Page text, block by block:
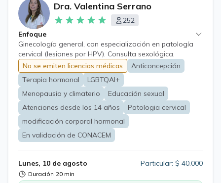
Dra. Valentina Serrano
252
Enfoque
Ginecología general, con especialización en patología
cervical (lesiones por HPV). Consulta sexológica.
Consejería en anticoncepción y prevención de embarazo
no deseado. Consejería sobre procesos de modificación
corporal hormonal para pacientes trans.
Acompañamiento en etapa de pre y post menopausia.
No se emiten licencias médicas
Anticoncepción
Terapia hormonal
LGBTQAI+
Menopausia y climaterio
Educación sexual
Atenciones desde los 14 años
Patologia cervical
modificación corporal hormonal
En validación de CONACEM
Lunes, 10 de agosto
Duración 20 min
Particular: $ 40.000